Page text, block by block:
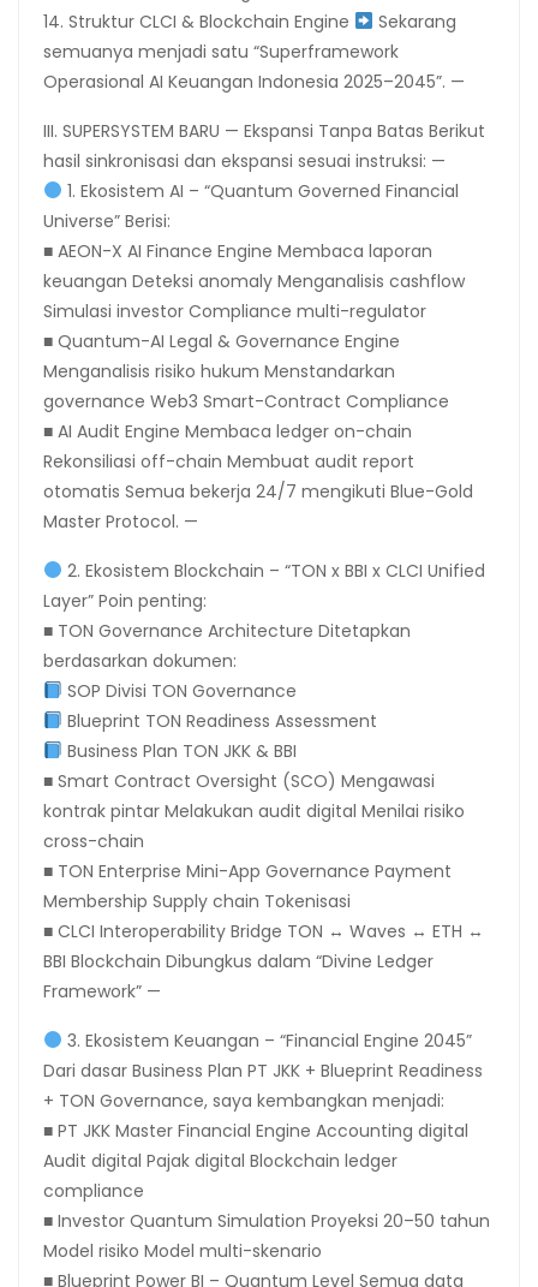
14. Struktur CLCI & Blockchain Engine
Sekarang
semuanya menjadi satu “Superframework
Operasional AI Keuangan Indonesia 2025–2045”. —
III. SUPERSYSTEM BARU — Ekspansi Tanpa Batas Berikut
hasil sinkronisasi dan ekspansi sesuai instruksi: —
1. Ekosistem AI – “Quantum Governed Financial
Universe” Berisi:
■ AEON-X AI Finance Engine Membaca laporan
keuangan Deteksi anomaly Menganalisis cashflow
Simulasi investor Compliance multi-regulator
■ Quantum-AI Legal & Governance Engine
Menganalisis risiko hukum Menstandarkan
governance Web3 Smart-Contract Compliance
■ AI Audit Engine Membaca ledger on-chain
Rekonsiliasi off-chain Membuat audit report
otomatis Semua bekerja 24/7 mengikuti Blue-Gold
Master Protocol. —
2. Ekosistem Blockchain – “TON x BBI x CLCI Unified
Layer” Poin penting:
■ TON Governance Architecture Ditetapkan
berdasarkan dokumen:
SOP Divisi TON Governance
Blueprint TON Readiness Assessment
Business Plan TON JKK & BBI
■ Smart Contract Oversight (SCO) Mengawasi
kontrak pintar Melakukan audit digital Menilai risiko
cross-chain
■ TON Enterprise Mini-App Governance Payment
Membership Supply chain Tokenisasi
■ CLCI Interoperability Bridge TON ↔ Waves ↔ ETH ↔
BBI Blockchain Dibungkus dalam “Divine Ledger
Framework” —
3. Ekosistem Keuangan – “Financial Engine 2045”
Dari dasar Business Plan PT JKK + Blueprint Readiness
+ TON Governance, saya kembangkan menjadi:
■ PT JKK Master Financial Engine Accounting digital
Audit digital Pajak digital Blockchain ledger
compliance
■ Investor Quantum Simulation Proyeksi 20–50 tahun
Model risiko Model multi-skenario
■ Blueprint Power BI – Quantum Level Semua data